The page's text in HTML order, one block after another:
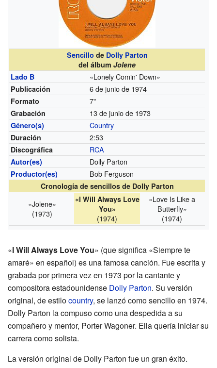
Sencillode Dolly Parton
del álbumJolene
Lado B
«Lonely Comin' Down»
Publicación 6 de junio de 1974
Formato 7"
Grabación 13 de junio de 1973
Género(s) Country
Duración 2:53
Discográfica RCA
Autor(es) Dolly Parton
Productor(es) Bob Ferguson
Cronología de sencillos de Dolly Parton
«Jolene»
(1973)
«I Will Always Love
You»
(1974)
«Love Is Like a
Butterfly»
(1974)
«I Will Always Love You» (que significa «Siempre te
amaré» en español) es una famosa canción. Fue escrita y
grabada por primera vez en 1973 por la cantante y
compositora estadounidense Dolly Parton. Su versión
original, de estilocountry, se lanzó como sencillo en 1974.
Dolly Parton la compuso como una despedida a su
compañero y mentor, Porter Wagoner. Ella quería iniciar su
carrera como solista.
La versión original de Dolly Parton fue un gran éxito.